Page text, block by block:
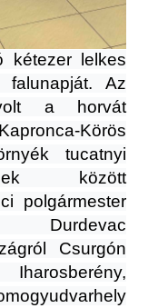
kétezer lelkes
Az
a horvát
Körös
tucatnyi
között
polgármester
Durdevac
Csurgón